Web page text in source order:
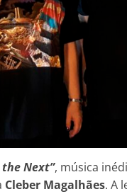
the Next”, música
Cleber Magalhães. A